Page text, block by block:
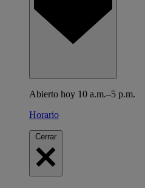
Abierto hoy 10 a.m.–5 p.m.
Horario
Cerrar